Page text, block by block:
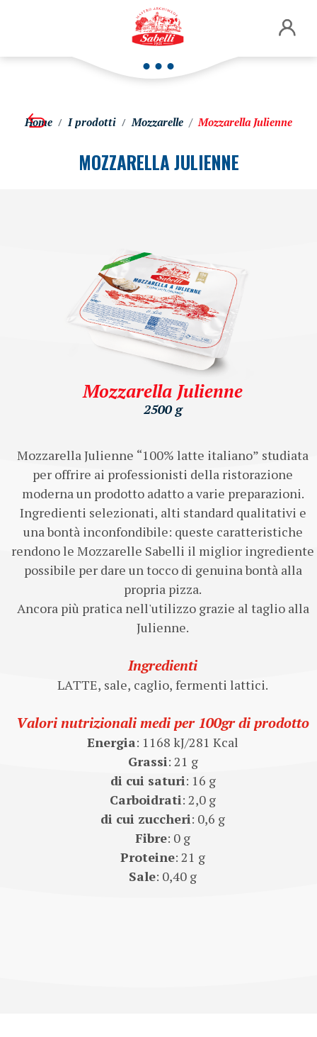
Home I prodotti Mozzarelle Mozzarella Julienne
MOZZARELLA JULIENNE
Mozzarella Julienne
2500 g
Mozzarella Julienne “100% latte italiano” studiata
per offrire ai professionisti della ristorazione
moderna un prodotto adatto a varie preparazioni.
Ingredienti selezionati, alti standard qualitativi e
una bontà inconfondibile: queste caratteristiche
rendono le Mozzarelle Sabelli il miglior ingrediente
possibile per dare un tocco di genuina bontà alla
propria pizza.
Ancora più pratica nell'utilizzo grazie al taglio alla
Julienne.
Ingredienti
LATTE, sale, caglio, fermenti lattici.
Valori nutrizionali medi per 100gr di prodotto
Energia: 1168 kJ/281 Kcal
Grassi: 21 g
di cui saturi: 16 g
Carboidrati: 2,0 g
di cui zuccheri: 0,6 g
Fibre: 0 g
Proteine: 21 g
Sale: 0,40 g